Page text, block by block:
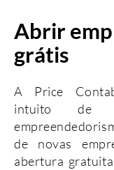
Abrir
grátis
A Price
intuito de
de novas
abertura